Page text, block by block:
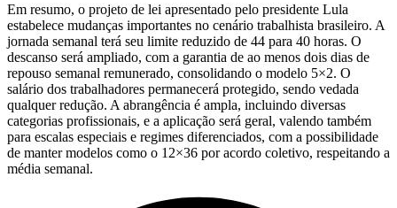
Em resumo, o projeto de lei apresentado pelo presidente Lula
estabelece mudanças importantes no cenário trabalhista brasileiro. A
jornada semanal terá seu limite reduzido de 44 para 40 horas. O
descanso será ampliado, com a garantia de ao menos dois dias de
repouso semanal remunerado, consolidando o modelo 5×2. O
salário dos trabalhadores permanecerá protegido, sendo vedada
qualquer redução. A abrangência é ampla, incluindo diversas
categorias profissionais, e a aplicação será geral, valendo também
para escalas especiais e regimes diferenciados, com a possibilidade
de manter modelos como o 12×36 por acordo coletivo, respeitando a
média semanal.